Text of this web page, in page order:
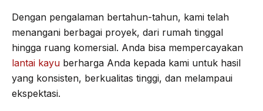
Dengan pengalaman bertahun-tahun, kami telah
menangani berbagai proyek, dari rumah tinggal
hingga ruang komersial. Anda bisa mempercayakan
lantai kayu berharga Anda kepada kami untuk hasil
yang konsisten, berkualitas tinggi, dan melampaui
ekspektasi.